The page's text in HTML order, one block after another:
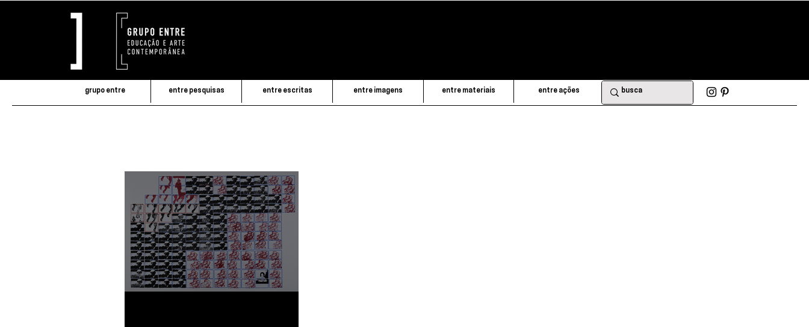
grupo entre entre pesquisas entre escritas entre imagens entre materiais entre ações